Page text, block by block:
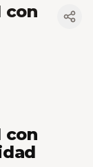
con
con